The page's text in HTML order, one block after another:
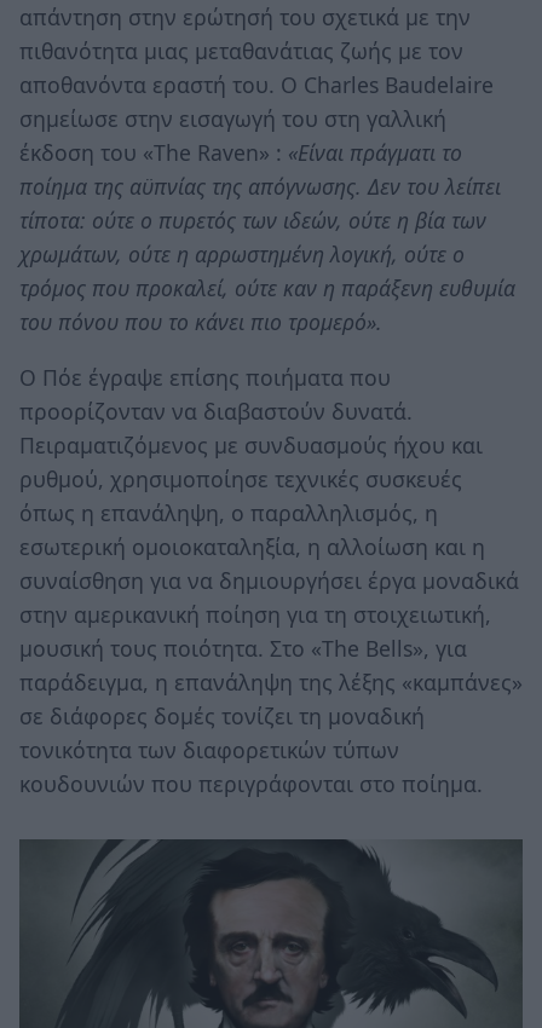
απάντηση στην ερώτησή του σχετικά με την
πιθανότητα μιας μεταθανάτιας ζωής με τον
αποθανόντα εραστή του. Ο Charles Baudelaire
σημείωσε στην εισαγωγή του στη γαλλική
έκδοση του «The Raven» : «Είναι πράγματι το
ποίημα της αϋπνίας της απόγνωσης. Δεν του λείπει
τίποτα: ούτε ο πυρετός των ιδεών, ούτε η βία των
χρωμάτων, ούτε η αρρωστημένη λογική, ούτε ο
τρόμος που προκαλεί, ούτε καν η παράξενη ευθυμία
του πόνου που το κάνει πιο τρομερό».
Ο Πόε έγραψε επίσης ποιήματα που
προορίζονταν να διαβαστούν δυνατά.
Πειραματιζόμενος με συνδυασμούς ήχου και
ρυθμού, χρησιμοποίησε τεχνικές συσκευές
όπως η επανάληψη, ο παραλληλισμός, η
εσωτερική ομοιοκαταληξία, η αλλοίωση και η
συναίσθηση για να δημιουργήσει έργα μοναδικά
στην αμερικανική ποίηση για τη στοιχειωτική,
μουσική τους ποιότητα. Στο «The Bells», για
παράδειγμα, η επανάληψη της λέξης «καμπάνες»
σε διάφορες δομές τονίζει τη μοναδική
τονικότητα των διαφορετικών τύπων
κουδουνιών που περιγράφονται στο ποίημα.